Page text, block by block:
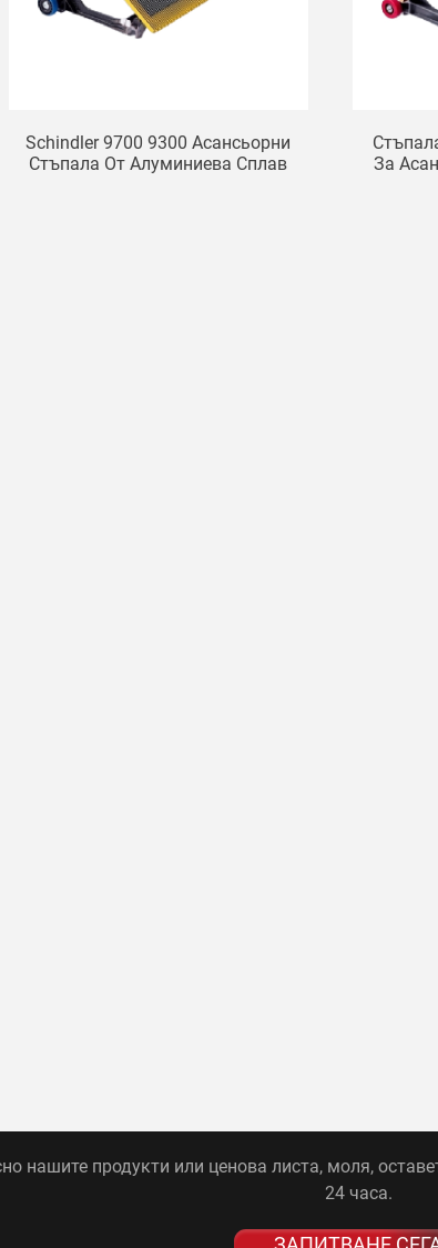
Schindler 9700 9300 Асансьорни
Стъпала От Алуминиева Сплав
За
нашите продукти или ценова листа, моля,
24 часа.